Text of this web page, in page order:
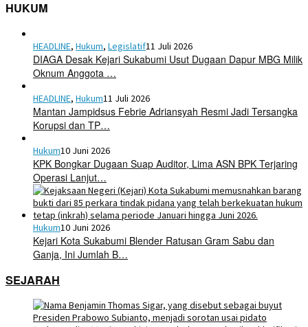
HUKUM
HEADLINE, Hukum, Legislatif11 Juli 2026
DIAGA Desak Kejari Sukabumi Usut Dugaan Dapur MBG Milik
Oknum Anggota …
HEADLINE, Hukum11 Juli 2026
Mantan Jampidsus Febrie Adriansyah Resmi Jadi Tersangka
Korupsi dan TP…
Hukum10 Juni 2026
KPK Bongkar Dugaan Suap Auditor, Lima ASN BPK Terjaring
Operasi Lanjut…
Hukum10 Juni 2026
Kejari Kota Sukabumi Blender Ratusan Gram Sabu dan
Ganja, Ini Jumlah B…
SEJARAH